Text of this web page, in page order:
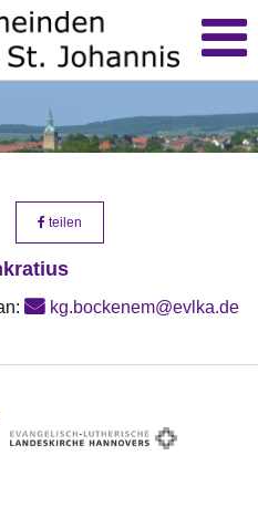
teilen
kg.bockenem@evlka.de